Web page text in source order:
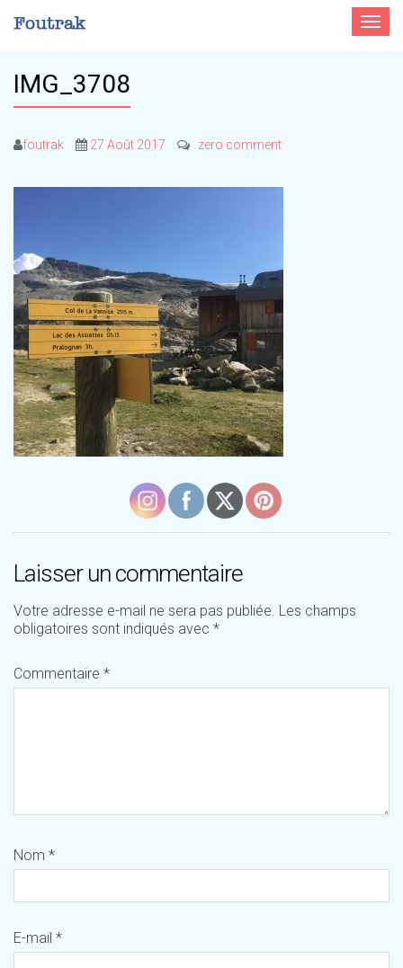
Toggle
IMG_3708
foutrak 27 Août 2017 zero comment
Laisser un commentaire
Votre adresse e-mail ne sera pas publiée. Les champs
obligatoires sont indiqués avec *
Commentaire *
Nom *
E-mail *